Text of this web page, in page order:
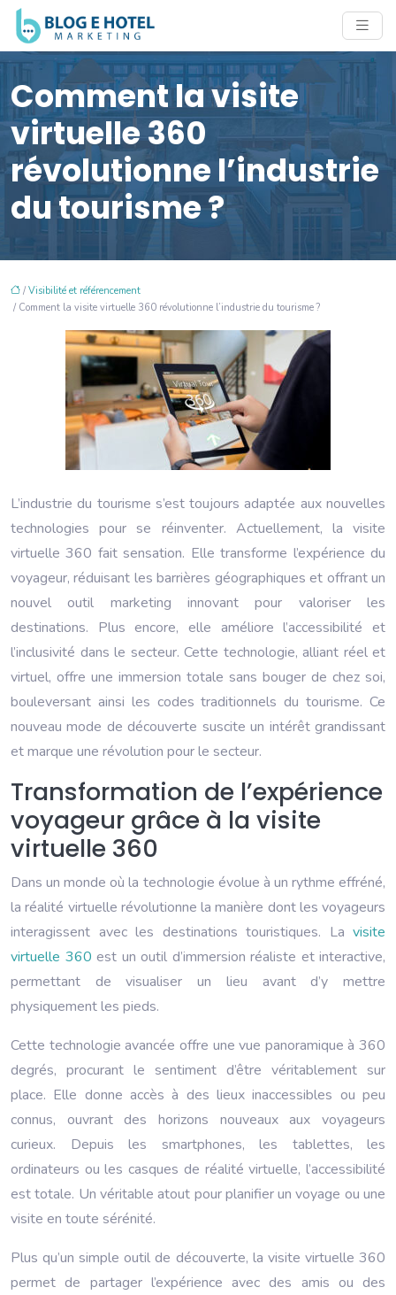
Comment la visite
virtuelle 360
révolutionne l’industrie
du tourisme ?
/ Visibilité et référencement
/ Comment la visite virtuelle 360 révolutionne l’industrie du tourisme ?
L’industrie du tourisme s’est toujours adaptée aux nouvelles
technologies pour se réinventer. Actuellement, la visite
virtuelle 360 fait sensation. Elle transforme l’expérience du
voyageur, réduisant les barrières géographiques et offrant un
nouvel outil marketing innovant pour valoriser les
destinations. Plus encore, elle améliore l’accessibilité et
l’inclusivité dans le secteur. Cette technologie, alliant réel et
virtuel, offre une immersion totale sans bouger de chez soi,
bouleversant ainsi les codes traditionnels du tourisme. Ce
nouveau mode de découverte suscite un intérêt grandissant
et marque une révolution pour le secteur.
Transformation de l’expérience
voyageur grâce à la visite
virtuelle 360
Dans un monde où la technologie évolue à un rythme effréné,
la réalité virtuelle révolutionne la manière dont les voyageurs
interagissent avec les destinations touristiques. La visite
virtuelle 360 est un outil d’immersion réaliste et interactive,
permettant de visualiser un lieu avant d’y mettre
physiquement les pieds.
Cette technologie avancée offre une vue panoramique à 360
degrés, procurant le sentiment d’être véritablement sur
place. Elle donne accès à des lieux inaccessibles ou peu
connus, ouvrant des horizons nouveaux aux voyageurs
curieux. Depuis les smartphones, les tablettes, les
ordinateurs ou les casques de réalité virtuelle, l’accessibilité
est totale. Un véritable atout pour planifier un voyage ou une
visite en toute sérénité.
Plus qu’un simple outil de découverte, la visite virtuelle 360
permet de partager l’expérience avec des amis ou des